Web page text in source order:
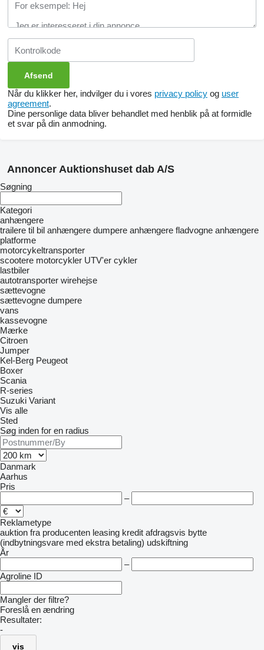
Når du klikker her, indvilger du i vores privacy policy og user
agreement.
Dine personlige data bliver behandlet med henblik på at formidle
et svar på din anmodning.
Annoncer Auktionshuset dab A/S
Søgning
Kategori
anhængere
trailere til bil anhængere dumpere anhængere fladvogne anhængere
platforme
motorcykeltransporter
scootere motorcykler UTV'er cykler
lastbiler
autotransporter wirehejse
sættevogne
sættevogne dumpere
vans
kassevogne
Mærke
Citroen
Jumper
Kel-Berg Peugeot
Boxer
Scania
R-series
Suzuki Variant
Vis alle
Sted
Søg inden for en radius
Danmark
Aarhus
Pris
–
Reklametype
auktion fra producenten leasing kredit afdragsvis bytte
(indbytningsvare med ekstra betaling) udskiftning
År
–
Agroline ID
Mangler der filtre?
Foreslå en ændring
Resultater:
-
vis